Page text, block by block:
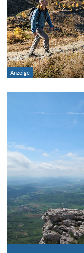
Gebirge:
Art der Tour:
Schwierigkeitsgrad:
von
Suchbegriff: